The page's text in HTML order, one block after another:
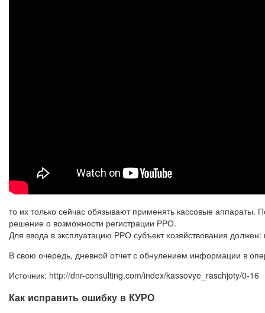
то их только сейчас обязывают применять кассовые
решение о возможности регистрации РРО.
Для ввода в эксплуатацию РРО субъект хозяйствования
В свою очередь, дневной отчет с обнулением информации в
Источник: http://dnr-consulting.com/index/kassovye_raschjoty/0-16
Как исправить ошибку в КУРО